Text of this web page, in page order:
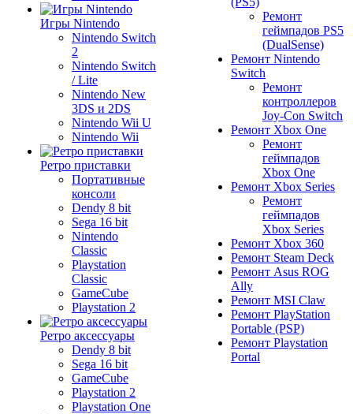
Игры Nintendo
Nintendo Switch
2
Nintendo Switch
/ Lite
Nintendo New
3DS и 2DS
Nintendo Wii U
Nintendo Wii
Ретро приставки
Портативные
консоли
Dendy 8 bit
Sega 16 bit
Nintendo
Classic
Playstation
Classic
GameCube
Playstation 2
Ретро аксессуары
Dendy 8 bit
Sega 16 bit
GameCube
Playstation 2
Playstation One
Ремонт
геймпадов PS5
(DualSense)
Ремонт Nintendo
Switch
Ремонт
контроллеров
Joy-Con Switch
Ремонт Xbox One
Ремонт
геймпадов
Xbox One
Ремонт Xbox Series
Ремонт
геймпадов
Xbox Series
Ремонт Xbox 360
Ремонт Steam Deck
Ремонт Asus ROG
Ally
Ремонт MSI Claw
Ремонт PlayStation
Portable (PSP)
Ремонт Playstation
Portal